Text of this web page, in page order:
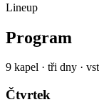
Lineup
Program
9 kapel · tři dny ·
Čtvrtek